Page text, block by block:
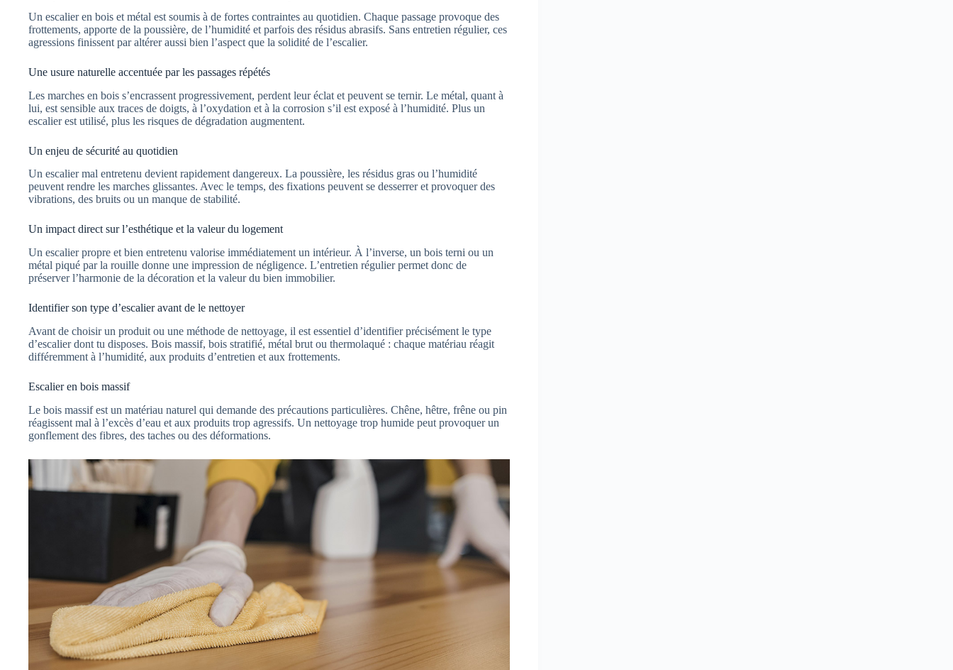
Un escalier en bois et métal est soumis à de fortes contraintes au quotidien. Chaque passage provoque des
frottements, apporte de la poussière, de l’humidité et parfois des résidus abrasifs. Sans entretien régulier, ces
agressions finissent par altérer aussi bien l’aspect que la solidité de l’escalier.
Une usure naturelle accentuée par les passages répétés
Les marches en bois s’encrassent progressivement, perdent leur éclat et peuvent se ternir. Le métal, quant à
lui, est sensible aux traces de doigts, à l’oxydation et à la corrosion s’il est exposé à l’humidité. Plus un
escalier est utilisé, plus les risques de dégradation augmentent.
Un enjeu de sécurité au quotidien
Un escalier mal entretenu devient rapidement dangereux. La poussière, les résidus gras ou l’humidité
peuvent rendre les marches glissantes. Avec le temps, des fixations peuvent se desserrer et provoquer des
vibrations, des bruits ou un manque de stabilité.
Un impact direct sur l’esthétique et la valeur du logement
Un escalier propre et bien entretenu valorise immédiatement un intérieur. À l’inverse, un bois terni ou un
métal piqué par la rouille donne une impression de négligence. L’entretien régulier permet donc de
préserver l’harmonie de la décoration et la valeur du bien immobilier.
Identifier son type d’escalier avant de le nettoyer
Avant de choisir un produit ou une méthode de nettoyage, il est essentiel d’identifier précisément le type
d’escalier dont tu disposes. Bois massif, bois stratifié, métal brut ou thermolaqué : chaque matériau réagit
différemment à l’humidité, aux produits d’entretien et aux frottements.
Escalier en bois massif
Le bois massif est un matériau naturel qui demande des précautions particulières. Chêne, hêtre, frêne ou pin
réagissent mal à l’excès d’eau et aux produits trop agressifs. Un nettoyage trop humide peut provoquer un
gonflement des fibres, des taches ou des déformations.